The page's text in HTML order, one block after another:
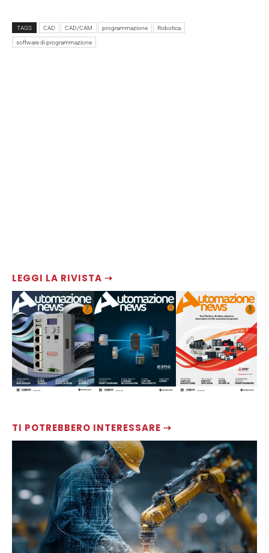
LEGGI LA RIVISTA ⇢
TI POTREBBERO INTERESSARE ⇢
TAGS CAD CAD/CAM programmazione Robotica
software di programmazione